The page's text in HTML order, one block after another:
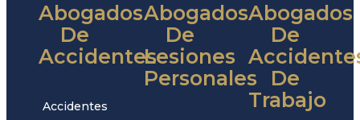
Abogados
De
Accidentes
Accidentes
Abogados
De
Lesiones
Personales
Abogados
De
De
Trabajo